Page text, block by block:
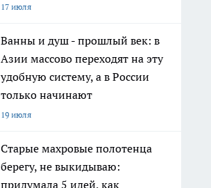
17 июля
Ванны и душ - прошлый век: в
Азии массово переходят на эту
удобную систему, а в России
только начинают
19 июля
Старые махровые полотенца
берегу, не выкидываю:
придумала 5 идей, как